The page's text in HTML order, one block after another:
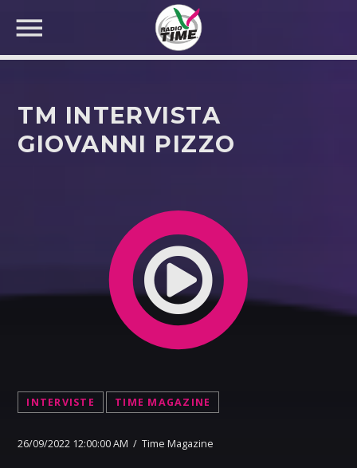
TM INTERVISTA
GIOVANNI PIZZO
INTERVISTE TIME MAGAZINE
26/09/2022 12:00:00 AM / Time Magazine